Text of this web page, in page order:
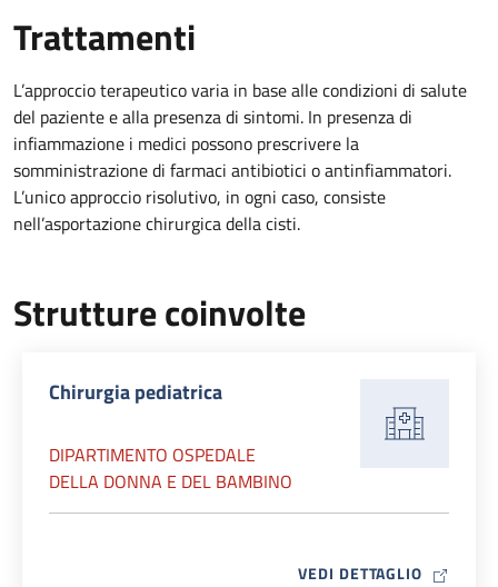
Trattamenti
L’approccio terapeutico varia in base alle condizioni di salute
del paziente e alla presenza di sintomi. In presenza di
infiammazione i medici possono prescrivere la
somministrazione di farmaci antibiotici o antinfiammatori.
L’unico approccio risolutivo, in ogni caso, consiste
nell’asportazione chirurgica della cisti.
Strutture coinvolte
Chirurgia pediatrica
DIPARTIMENTO OSPEDALE
DELLA DONNA E DEL BAMBINO
VEDI DETTAGLIO MAP ICON